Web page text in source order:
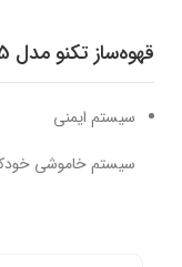
قهوه‌ساز تکنو مدل TE-825
سیستم ایمنی
سیستم خاموشی